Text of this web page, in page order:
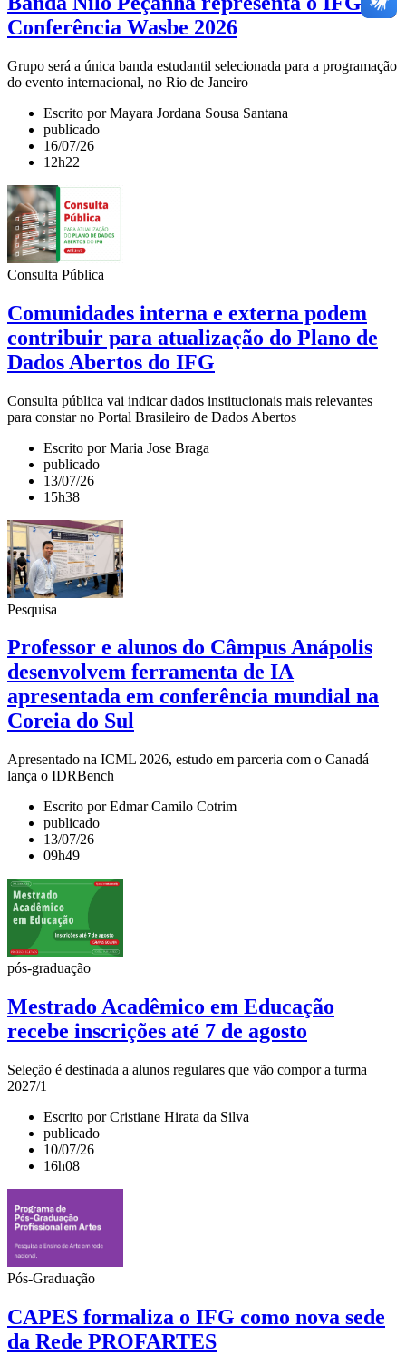
Conferência Wasbe 2026
Grupo será a única banda estudantil selecionada para a programação
do evento internacional, no Rio de Janeiro
Escrito por Mayara Jordana Sousa Santana
publicado
16/07/26
12h22
Consulta Pública
Comunidades interna e externa podem
contribuir para atualização do Plano de
Dados Abertos do IFG
Consulta pública vai indicar dados institucionais mais relevantes
para constar no Portal Brasileiro de Dados Abertos
Escrito por Maria Jose Braga
publicado
13/07/26
15h38
Pesquisa
Professor e alunos do Câmpus Anápolis
desenvolvem ferramenta de IA
apresentada em conferência mundial na
Coreia do Sul
Apresentado na ICML 2026, estudo em parceria com o Canadá
lança o IDRBench
Escrito por Edmar Camilo Cotrim
publicado
13/07/26
09h49
pós-graduação
Mestrado Acadêmico em Educação
recebe inscrições até 7 de agosto
Seleção é destinada a alunos regulares que vão compor a turma
2027/1
Escrito por Cristiane Hirata da Silva
publicado
10/07/26
16h08
Pós-Graduação
CAPES formaliza o IFG como nova sede
da Rede PROFARTES